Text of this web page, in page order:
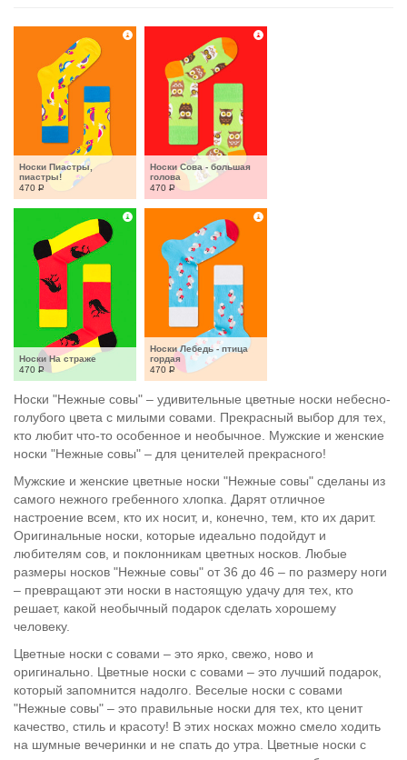
Носки Пиастры,
пиастры!
470 Р
Носки Сова - большая
голова
470 Р
Носки На страже
470 Р
Носки Лебедь - птица
гордая
470 Р
Носки "Нежные совы" – удивительные цветные носки небесно-
голубого цвета с милыми совами. Прекрасный выбор для тех,
кто любит что-то особенное и необычное. Мужские и женские
носки "Нежные совы" – для ценителей прекрасного!
Мужские и женские цветные носки "Нежные совы" сделаны из
самого нежного гребенного хлопка. Дарят отличное
настроение всем, кто их носит, и, конечно, тем, кто их дарит.
Оригинальные носки, которые идеально подойдут и
любителям сов, и поклонникам цветных носков. Любые
размеры носков "Нежные совы" от 36 до 46 – по размеру ноги
– превращают эти носки в настоящую удачу для тех, кто
решает, какой необычный подарок сделать хорошему
человеку.
Цветные носки с совами – это ярко, свежо, ново и
оригинально. Цветные носки с совами – это лучший подарок,
который запомнится надолго. Веселые носки с совами
"Нежные совы" – это правильные носки для тех, кто ценит
качество, стиль и красоту! В этих носках можно смело ходить
на шумные вечеринки и не спать до утра. Цветные носки с